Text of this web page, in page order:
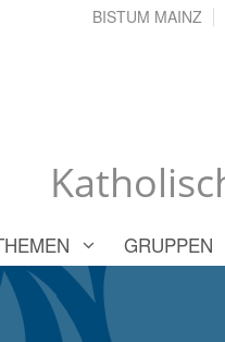
BISTUM MAINZ
GRUPPEN